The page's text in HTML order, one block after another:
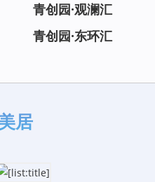
青创园·观澜汇
青创园·东环汇
居